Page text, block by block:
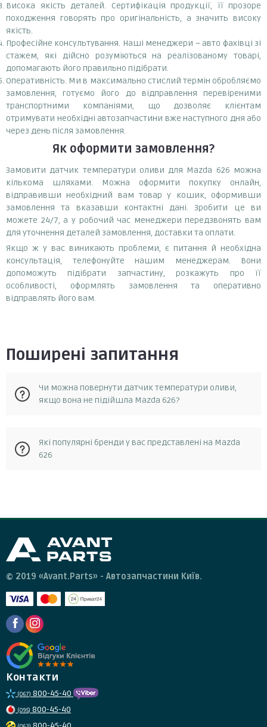
Висока якість деталей. Сертифікація продукції, її прозоре
походження говорять про оригінальність, а значить високу
якість.
Професійне консультування. Наші менеджери – авто фахівці зі
стажем, які дійсно розуміються на реалізованому товарі,
допомагають його правильно підібрати.
Оперативність. Ми в максимально стислий термін обробляємо
замовлення, готуємо його до відправлення перевіреними
транспортними компаніями, що дозволяє клієнтам
отримувати необхідні автозапчастини вже наступного дня або
через день після замовлення.
Як оформити замовлення?
Замовити датчик температури оливи для Mazda 626 можна
кількома шляхами. Можна оформити покупку онлайн,
відправивши необхідний вам товар у кошик, оформивши
замовлення та вказавши контактні дані. Зробити це ви
можете 24/7, а у робочий час менеджери передзвонять вам
для уточнення деталей замовлення, доставки та оплати.
Якщо ж у вас виникають проблеми, є питання й необхідна
консультація, телефонуйте нашим менеджерам. Вони
допоможуть підібрати запчастину, розкажуть про її
особливості, оформлять замовлення та оперативно
відправлять його вам.
Поширені запитання
Чи можна повернути датчик температури оливи,
якщо вона не підійшла Mazda 626?
можна повернути протягом 14 днів з моменту отримання.
Повернення можливе за умови, що запчастина не була в
Які популярні бренди у вас представлені на Mazda
626
© 2019 «Avant.Parts» - Автозапчастини Київ.
Контакти
(067) 800-45-40
(095) 800-45-40